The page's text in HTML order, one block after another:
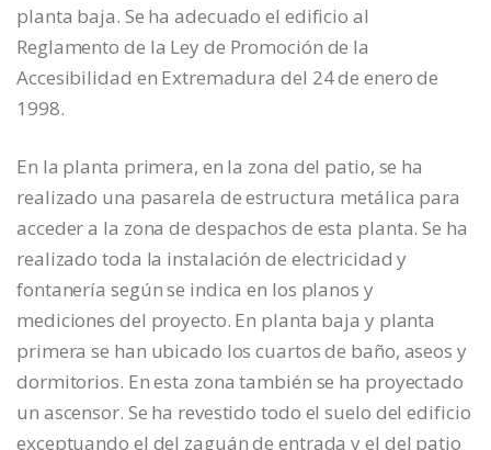
planta baja. Se ha adecuado el edificio al
Reglamento de la Ley de Promoción de la
Accesibilidad en Extremadura del 24 de enero de
1998.
En la planta primera, en la zona del patio, se ha
realizado una pasarela de estructura metálica para
acceder a la zona de despachos de esta planta. Se ha
realizado toda la instalación de electricidad y
fontanería según se indica en los planos y
mediciones del proyecto. En planta baja y planta
primera se han ubicado los cuartos de baño, aseos y
dormitorios. En esta zona también se ha proyectado
un ascensor. Se ha revestido todo el suelo del edificio
exceptuando el del zaguán de entrada y el del patio